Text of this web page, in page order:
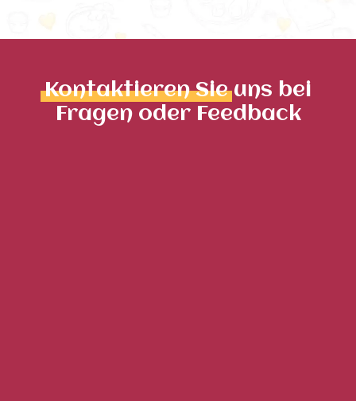
Kontaktieren Sieuns bei
Fragen oder Feedback